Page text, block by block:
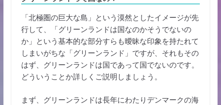
「北極圏の巨大な島」という漠然としたイメージが先
行して、「グリーンランドは国なのかそうでないの
か」という基本的な部分すらも曖昧な印象を持たれて
しまいがちな「グリーンランド」ですが、それもその
はず、グリーンランドは国であって国でないのです。
どういうことか詳しくご説明しましょう。
まず、グリーンランドは長年にわたりデンマークの海